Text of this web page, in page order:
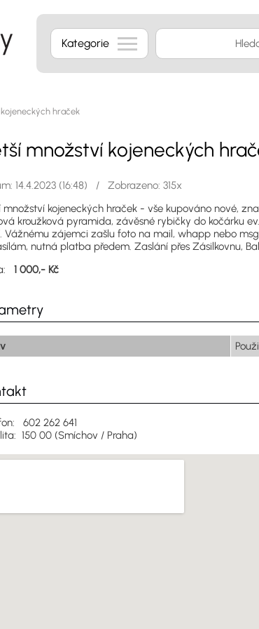
Kategorie
hraček
množství kojeneckých
14.4.2023 (16:48) / Zobrazeno: 315x
množství kojeneckých hraček - vše kupováno nové,
kroužková pyramida, závěsné rybičky do kočárku
Vážnému zájemci zašlu foto na mail, whapp nebo
nutná platba předem. Zaslání přes Zásilkovnu,
1 000,- Kč
602 262 641
150 00 (Smíchov / Praha)